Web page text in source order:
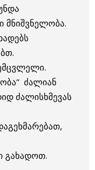
მნიშვნელობა.
ძალიან
ძალისხმევას
გახადოთ.